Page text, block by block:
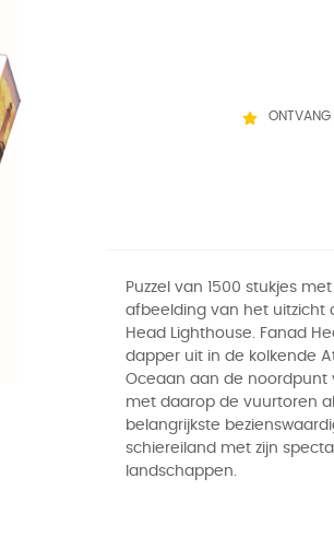
ONTVANG
Puzzel van 1500 stukjes
afbeelding van het uitzicht
Head Lighthouse. Fanad
dapper uit in de kolkende
Oceaan aan de noordpunt
met daarop de vuurtoren
belangrijkste
schiereiland met zijn
landschappen.